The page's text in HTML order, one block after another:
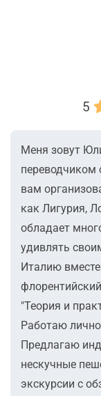
5
Меня зовут
переводчиком
вам
как Лигурия,
обладает
удивлять
Италию
"Теория и
Работаю
Предлагаю
нескучные
экскурсии с